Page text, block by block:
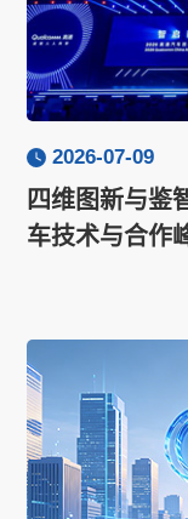
2026-07-09
四维图新与鉴
车技术与合作